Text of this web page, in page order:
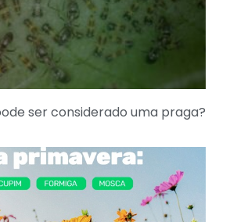
ser considerado uma praga?